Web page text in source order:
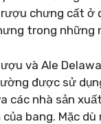
chưng cất ở
trong những
và Ale
được sử
các nhà sản
bang. Mặc